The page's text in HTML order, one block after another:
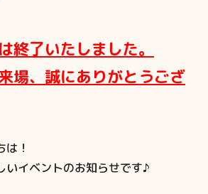
終了いたしました。
場、誠にありがとうござ
！
いイベントのお知らせです♪